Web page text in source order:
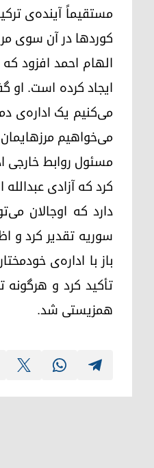
مستقیماً آینده‌ی
کوردها در آن سوی
الهام احمد افزود
ایجاد کرده است. او
می‌کنیم یک اداره‌ی
می‌خواهیم
مسئول روابط خارجی
کرد که آزادی
دارد که اوجالان
سوریه تقدیر کرد و
باز با اداره‌ی
تأکید کرد و
همزیستی شد.